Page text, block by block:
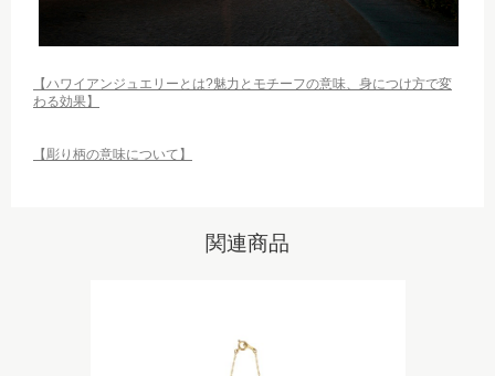
【ハワイアンジュエリーとは?魅力とモチーフの意味、身につけ方で変
わる効果】
【彫り柄の意味について】
関連商品